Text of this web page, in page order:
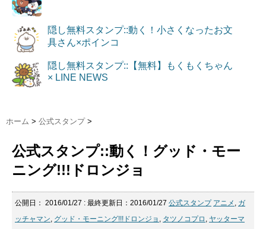
隠し無料スタンプ::動く！小さくなったお文
具さん×ポインコ
隠し無料スタンプ::【無料】もくもくちゃん
× LINE NEWS
ホーム > 公式スタンプ >
公式スタンプ::動く！グッド・モー
ニング!!!ドロンジョ
公開日： 2016/01/27 : 最終更新日：2016/01/27 公式スタンプ アニメ , ガ
ッチャマン, グッド・モーニング!!!ドロンジョ , タツノコプロ , ヤッターマ